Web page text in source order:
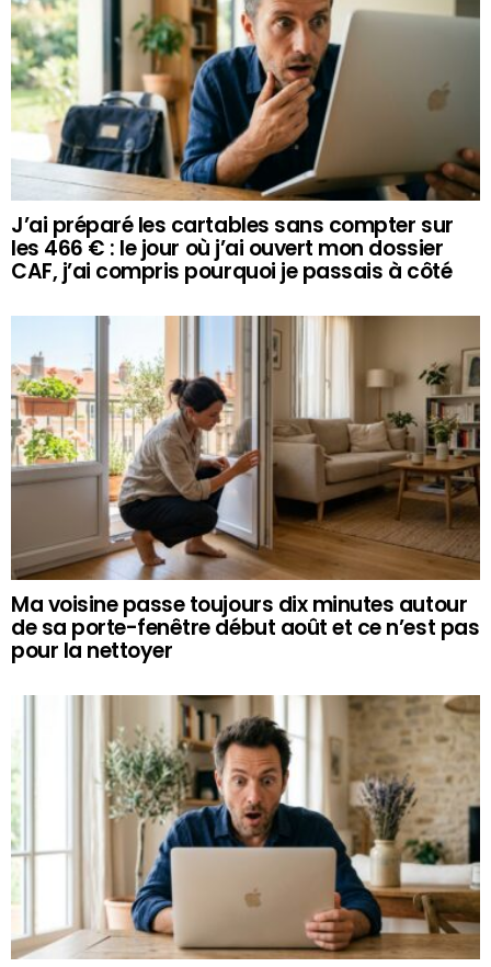
J’ai préparé les cartables sans compter sur
les 466 € : le jour où j’ai ouvert mon dossier
CAF, j’ai compris pourquoi je passais à côté
Ma voisine passe toujours dix minutes autour
de sa porte-fenêtre début août et ce n’est pas
pour la nettoyer